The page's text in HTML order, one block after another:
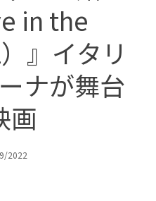
in the
』イタリ
ナが舞台
画
2022